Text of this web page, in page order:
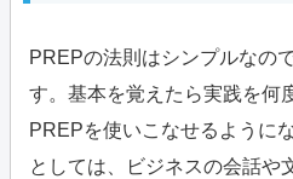
PREPの法則はシンプルなの
す。基本を覚えたら実践を何
PREPを使いこなせるように
としては、ビジネスの会話や